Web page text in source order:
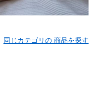
同じカテゴリの 商品を探す